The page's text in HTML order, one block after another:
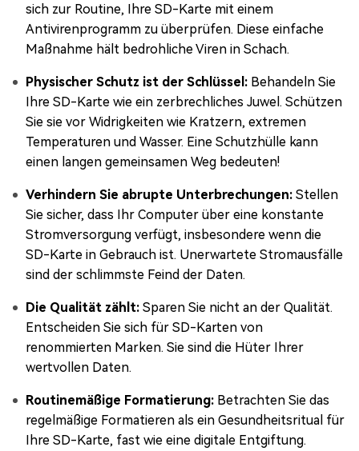
sich zur Routine, Ihre SD-Karte mit einem
Antivirenprogramm zu überprüfen. Diese einfache
Maßnahme hält bedrohliche Viren in Schach.
Physischer Schutz ist der Schlüssel: Behandeln Sie
Ihre SD-Karte wie ein zerbrechliches Juwel. Schützen
Sie sie vor Widrigkeiten wie Kratzern, extremen
Temperaturen und Wasser. Eine Schutzhülle kann
einen langen gemeinsamen Weg bedeuten!
Verhindern Sie abrupte Unterbrechungen: Stellen
Sie sicher, dass Ihr Computer über eine konstante
Stromversorgung verfügt, insbesondere wenn die
SD-Karte in Gebrauch ist. Unerwartete Stromausfälle
sind der schlimmste Feind der Daten.
Die Qualität zählt: Sparen Sie nicht an der Qualität.
Entscheiden Sie sich für SD-Karten von
renommierten Marken. Sie sind die Hüter Ihrer
wertvollen Daten.
Routinemäßige Formatierung: Betrachten Sie das
regelmäßige Formatieren als ein Gesundheitsritual für
Ihre SD-Karte, fast wie eine digitale Entgiftung.